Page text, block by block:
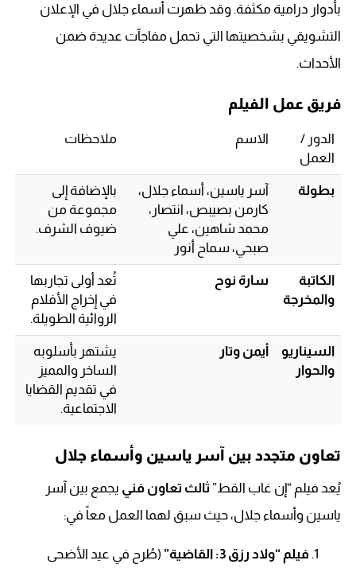
بأدوار درامية مكثفة. وقد ظهرت أسماء جلال في الإعلان
التشويقي بشخصيتها التي تحمل مفاجآت عديدة ضمن
الأحداث.
فريق عمل الفيلم
الدور /
العمل
الاسم ملاحظات
بطولة
آسر ياسين، أسماء جلال،
كارمن بصيبص، انتصار،
محمد شاهين، علي
صبحي، سماح أنور
بالإضافة إلى
مجموعة من
ضيوف الشرف.
الكاتبة
والمخرجة
سارة نوح
تُعد أولى تجاربها
في إخراج الأفلام
الروائية الطويلة.
السيناريو
والحوار
أيمن وتار
يشتهر بأسلوبه
الساخر والمميز
في تقديم القضايا
الاجتماعية.
تعاون متجدد بين آسر ياسين وأسماء جلال
يُعد فيلم “إن غاب القط” ثالث تعاون فني يجمع بين آسر
ياسين وأسماء جلال، حيث سبق لهما العمل معاً في:
فيلم “ولاد رزق 3: القاضية”
(طُرح في عيد الأضحى